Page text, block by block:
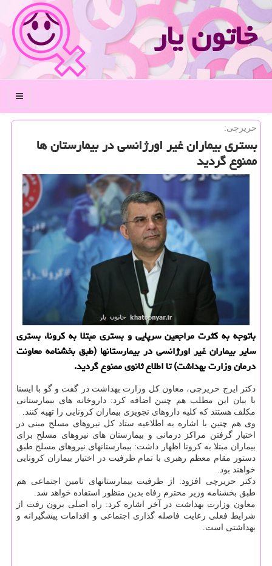
خاتون یار
منو
حریرچی:
بستری بیماران غیر اورژانسی در بیمارستان ها
ممنوع گردید
باتوجه به كثرت مراجعین سرپایی و بستری مبتلا به كرونا، بستری
سایر بیماران غیر اورژانسی در بیمارستانها (طبق بخشنامه معاونت
درمان وزارت بهداشت) تا اطلاع ثانوی ممنوع گردید.
دکتر ایرج حریرچی، معاون کل وزارت بهداشت در گفت و گو با ایسنا
با بیان این مطلب هم چنین اضافه کرد: داروخانه های بیمارستانی
مکلف هستند که کلیه داروهای تجویزی بیماران کرونایی را تهیه کنند.
وی هم چنین با اشاره به اطلاعیه ستاد کل نیروهای مسلح مبنی در
اختیار گرفتن مراکز درمانی و بیمارستان های نیروهای مسلح برای
بیماران مبتلا به کرونا اظهار داشت: بیمارستانهای نیروهای مسلح طبق
دستور مقام معظم رهبری با تمام ظرفیت در اختیار بیماران کرونایی
خواهند بود.
دکتر حریرچی افزود: از ظرفیت بیمارستانهای تامین اجتماعی هم
طبق بخشنامه وزیر محترم رفاه بدین منظور استفاده خواهد شد.
معاون وزارت بهداشت در آخر اشاره کرد: راه اصلی برون رفت از
شرایط فعلی رعایت فاصله گذاری اجتماعی و اقدامات پیشگیرانه و
بهداشتی است.